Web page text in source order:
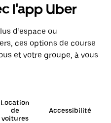
l'app Uber
d’espace ou
ces options de course
et votre groupe, à vous
Location
de
voitures
Accessibilité